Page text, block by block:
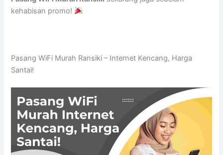
kehabisan promo!
Pasang WiFi Murah Ransiki – Internet Kencang, Harga
Santai!